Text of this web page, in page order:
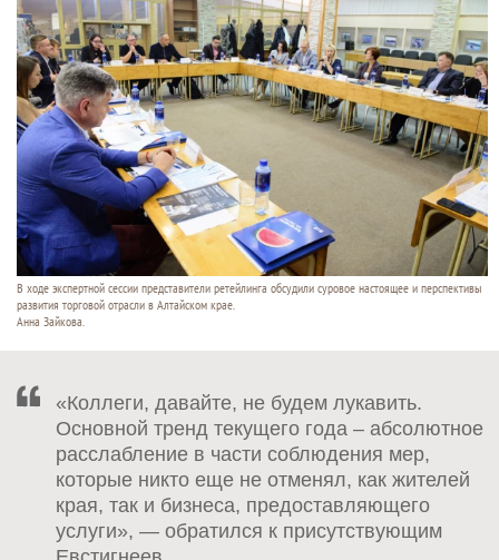
В ходе экспертной сессии представители ретейлинга обсудили суровое настоящее и перспективы
развития торговой отрасли в Алтайском крае.
Анна Зайкова.
«Коллеги, давайте, не будем лукавить.
Основной тренд текущего года – абсолютное
расслабление в части соблюдения мер,
которые никто еще не отменял, как жителей
края, так и бизнеса, предоставляющего
услуги», — обратился к присутствующим